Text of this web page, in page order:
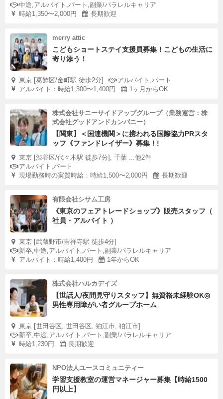
中途,アルバイト,パート,副業/パラレルキャリア
時給1,350〜2,000円
長期歓迎
merry attic
こどもショートステイ支援員募集！こどもの生活に
寄り添う！
東京 [葛飾区/金町駅 徒歩2分]
アルバイト,パート
アルバイト：時給1,300〜1,400円
1ヶ月からOK
株式会社サニーサイドアップグループ（業務運営：株
式会社グッドアンドカンパニー）
【関東】＜国連機関＞に携われる国際協力PRスタ
ッフ《ファンドレイザー》募集！!
東京 [渋谷区/代々木駅 徒歩7分], 千葉 ...他2件
アルバイト,パート
現場勤務時の実質時給：時給1,500〜2,000円
長期歓迎
有限会社シサム工房
《東京のフェアトレードショップ》販売スタッフ（
社員・アルバイト ）
東京 [武蔵野市/吉祥寺駅 徒歩4分]
新卒,中途,アルバイト,パート,副業/パラレルキャリア
アルバイト：時給1,400円
1年からOK
株式会社ハルカデイズ
【世話人/夜間見守りスタッフ】無資格未経験OK◎
男性専用障がい者グループホーム
東京 [世田谷区, 世田谷区, 狛江市, 狛江市]
新卒,中途,アルバイト,パート,副業/パラレルキャリア
時給1,230円
長期歓迎
NPO法人ユースコミュニティー
学習支援教室の運営マネージャー募集【時給1500
円以上】